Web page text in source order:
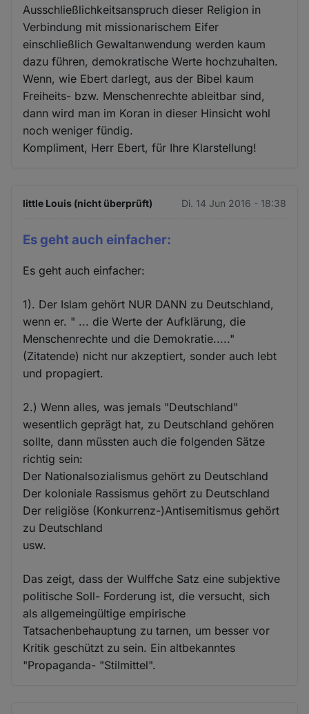
Ausschließlichkeitsanspruch dieser Religion in
Verbindung mit missionarischem Eifer
einschließlich Gewaltanwendung werden kaum
dazu führen, demokratische Werte hochzuhalten.
Wenn, wie Ebert darlegt, aus der Bibel kaum
Freiheits- bzw. Menschenrechte ableitbar sind,
dann wird man im Koran in dieser Hinsicht wohl
noch weniger fündig.
Kompliment, Herr Ebert, für Ihre Klarstellung!
little Louis (nicht überprüft) Di. 14 Jun 2016 - 18:38
Es geht auch einfacher:
Es geht auch einfacher:
1). Der Islam gehört NUR DANN zu Deutschland,
wenn er. " ... die Werte der Aufklärung, die
Menschenrechte und die Demokratie....."
(Zitatende) nicht nur akzeptiert, sonder auch lebt
und propagiert.
2.) Wenn alles, was jemals "Deutschland"
wesentlich geprägt hat, zu Deutschland gehören
sollte, dann müssten auch die folgenden Sätze
richtig sein:
Der Nationalsozialismus gehört zu Deutschland
Der koloniale Rassismus gehört zu Deutschland
Der religiöse (Konkurrenz-)Antisemitismus gehört
zu Deutschland
usw.
Das zeigt, dass der Wulffche Satz eine subjektive
politische Soll- Forderung ist, die versucht, sich
als allgemeingültige empirische
Tatsachenbehauptung zu tarnen, um besser vor
Kritik geschützt zu sein. Ein altbekanntes
"Propaganda- "Stilmittel".